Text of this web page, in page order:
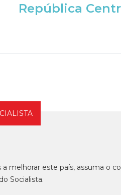
República
melhorar este país, assuma o
Socialista.